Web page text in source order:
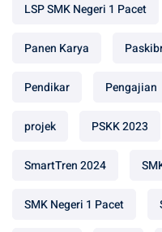
LSP SMK Negeri 1 Pacet
Panen Karya
Pendikar Pengajian
projek PSKK 2023
SmartTren 2024
SMK Negeri 1 Pacet